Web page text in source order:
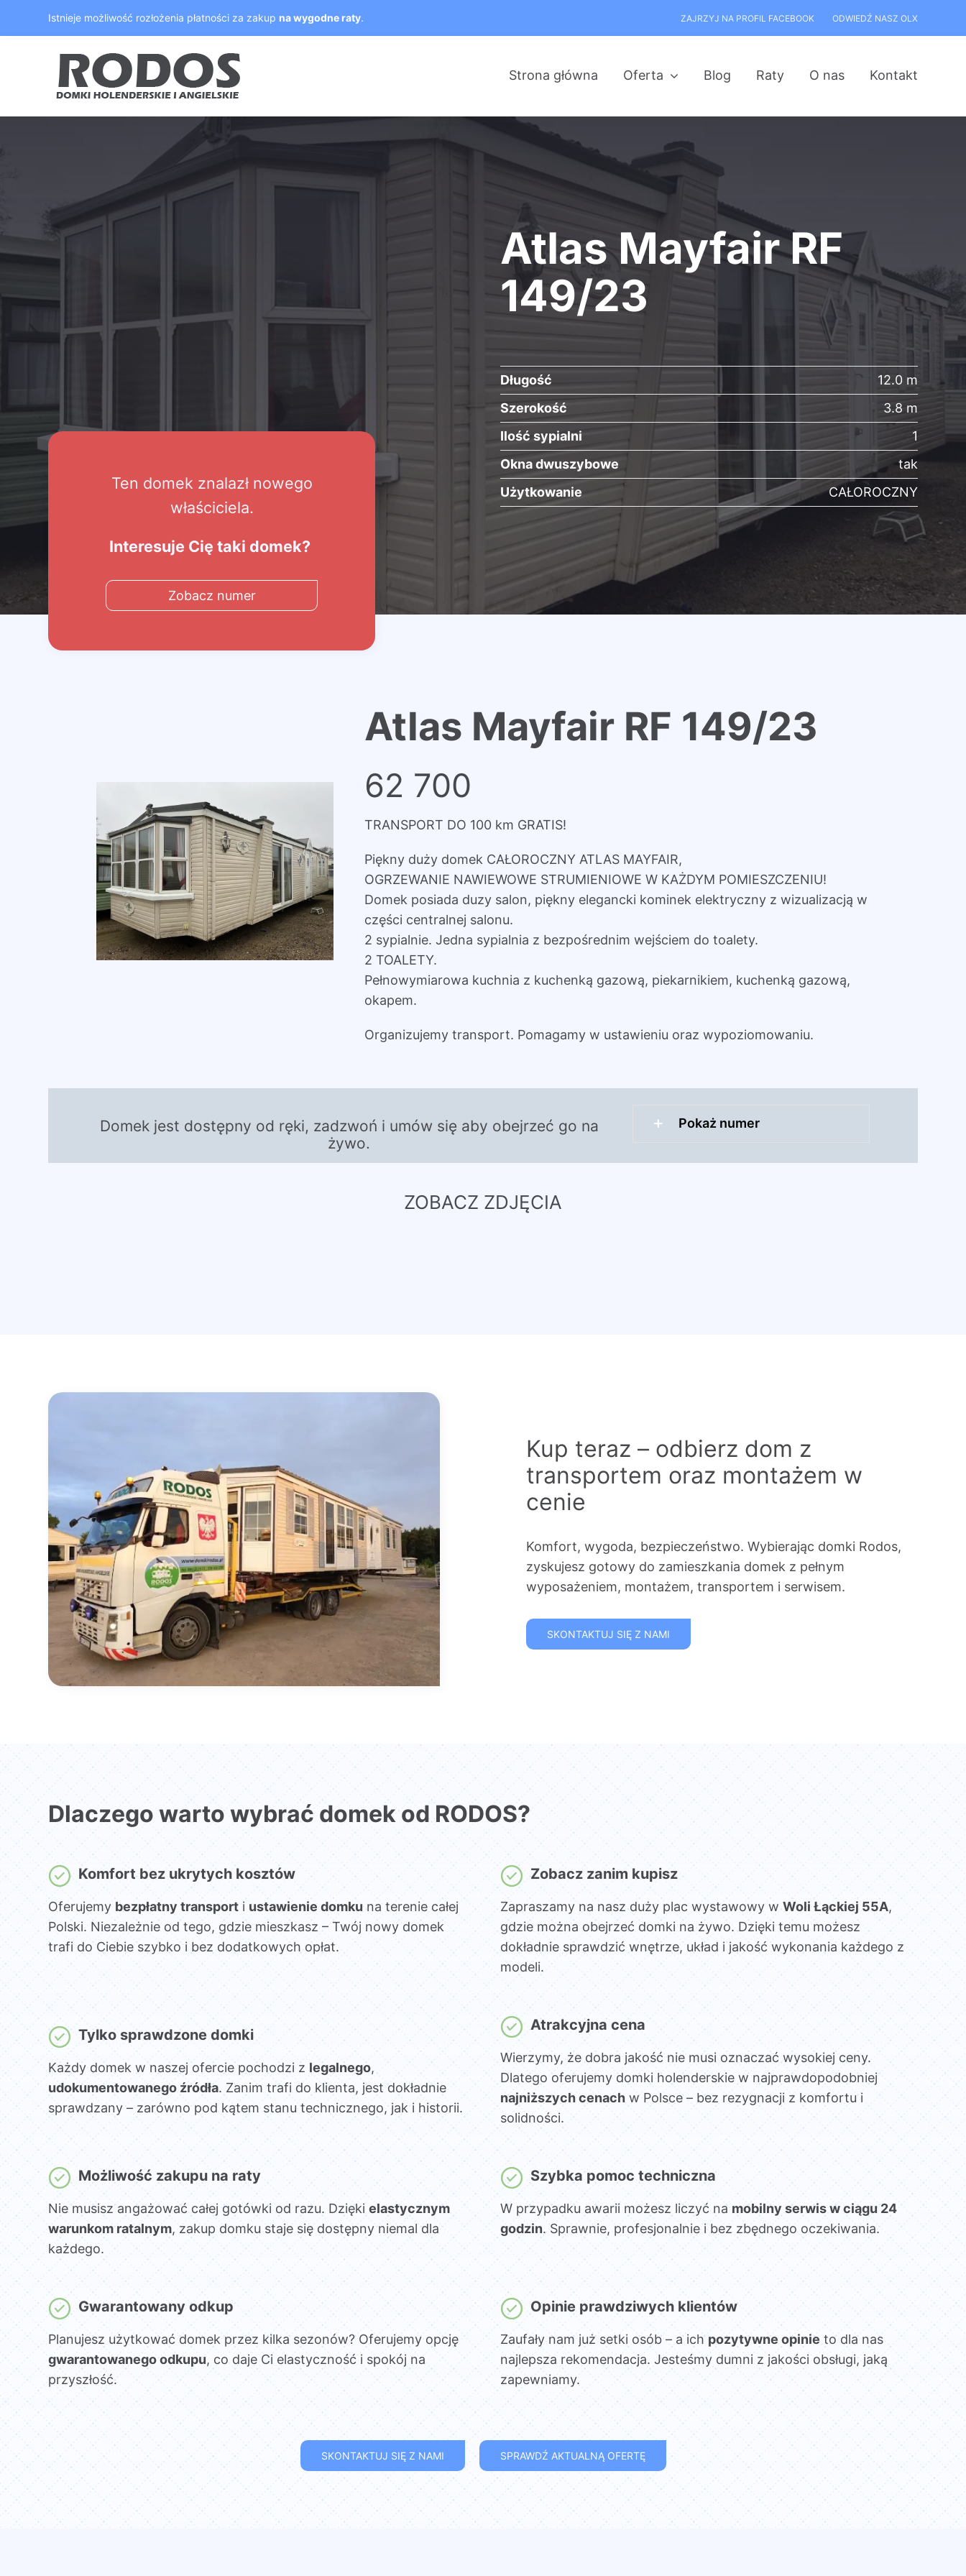
Istnieje możliwość rozłożenia płatności za zakupna wygodne raty. ZAJRZYJ NA PROFIL FACEBOOK ODWIEDŹ NASZ OLX
Strona główna Oferta Blog Raty O nas Kontakt
Ten domek znalazł nowego
właściciela.
Interesuje Cię taki domek?
Zobacz numer
Atlas Mayfair RF
149/23
Długość
12.0 m
Szerokość
3.8 m
Ilość sypialni
1
Okna dwuszybowe
tak
Użytkowanie
CAŁOROCZNY
Atlas Mayfair RF 149/23
62 700
TRANSPORT DO 100 km GRATIS!
Piękny duży domek CAŁOROCZNY ATLAS MAYFAIR,
OGRZEWANIE NAWIEWOWE STRUMIENIOWE W KAŻDYM POMIESZCZENIU!
Domek posiada duzy salon, piękny elegancki kominek elektryczny z wizualizacją w
części centralnej salonu.
2 sypialnie. Jedna sypialnia z bezpośrednim wejściem do toalety.
2 TOALETY.
Pełnowymiarowa kuchnia z kuchenką gazową, piekarnikiem, kuchenką gazową,
okapem.
Organizujemy transport. Pomagamy w ustawieniu oraz wypoziomowaniu.
Domek jest dostępny od ręki, zadzwoń i umów się aby obejrzeć go na
żywo.
Pokaż numer
ZOBACZ ZDJĘCIA
Kup teraz – odbierz dom z
transportem oraz montażem w
cenie
Komfort, wygoda, bezpieczeństwo. Wybierając domki Rodos,
zyskujesz gotowy do zamieszkania domek z pełnym
wyposażeniem, montażem, transportem i serwisem.
SKONTAKTUJ SIĘ Z NAMI
Dlaczego warto wybrać domek od RODOS?
Komfort bez ukrytych kosztów
Oferujemy bezpłatny transport i ustawienie domku na terenie całej
Polski. Niezależnie od tego, gdzie mieszkasz – Twój nowy domek
trafi do Ciebie szybko i bez dodatkowych opłat.
Zobacz zanim kupisz
Zapraszamy na nasz duży plac wystawowy wWoli Łąckiej 55A,
gdzie można obejrzeć domki na żywo. Dzięki temu możesz
dokładnie sprawdzić wnętrze, układ i jakość wykonania każdego z
modeli.
Tylko sprawdzone domki
Każdy domek w naszej ofercie pochodzi zlegalnego,
udokumentowanego źródła. Zanim trafi do klienta, jest dokładnie
sprawdzany – zarówno pod kątem stanu technicznego, jak i historii.
Atrakcyjna cena
Wierzymy, że dobra jakość nie musi oznaczać wysokiej ceny.
Dlatego oferujemy domki holenderskie w najprawdopodobniej
najniższych cenach w Polsce – bez rezygnacji z komfortu i
solidności.
Możliwość zakupu na raty
Nie musisz angażować całej gotówki od razu. Dziękielastycznym
warunkom ratalnym, zakup domku staje się dostępny niemal dla
każdego.
Szybka pomoc techniczna
W przypadku awarii możesz liczyć namobilny serwis w ciągu 24
godzin. Sprawnie, profesjonalnie i bez zbędnego oczekiwania.
Gwarantowany odkup
Planujesz użytkować domek przez kilka sezonów? Oferujemy opcję
gwarantowanego odkupu, co daje Ci elastyczność i spokój na
przyszłość.
Opinie prawdziwych klientów
Zaufały nam już setki osób – a ich pozytywne opinie to dla nas
najlepsza rekomendacja. Jesteśmy dumni z jakości obsługi, jaką
zapewniamy.
SKONTAKTUJ SIĘ Z NAMI SPRAWDŹ AKTUALNĄ OFERTĘ